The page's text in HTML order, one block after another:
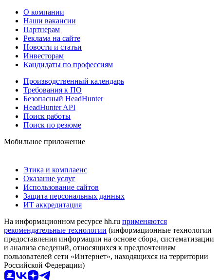
О компании
Наши вакансии
Партнерам
Реклама на сайте
Новости и статьи
Инвесторам
Кандидаты по профессиям
Производственный календарь
Требования к ПО
Безопасный HeadHunter
HeadHunter API
Поиск работы
Поиск по резюме
Мобильное приложение
Этика и комплаенс
Оказание услуг
Использование сайтов
Защита персональных данных
ИТ аккредитация
На информационном ресурсе hh.ru применяются
рекомендательные технологии (информационные технологии
предоставления информации на основе сбора, систематизации
и анализа сведений, относящихся к предпочтениям
пользователей сети «Интернет», находящихся на территории
Российской Федерации)